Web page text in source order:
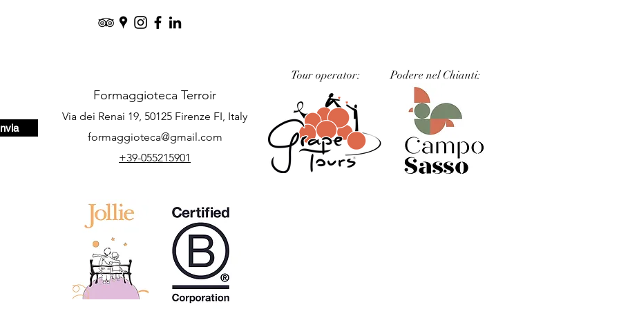
Invia
Formaggioteca Terroir
Via dei Renai 19, 50125 Firenze FI, Italy
formaggioteca@gmail.com
+39-055215901
Tour operator: Podere nel Chianti: